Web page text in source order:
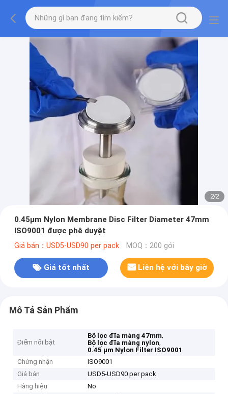
2/2
0.45μm Nylon Membrane Disc Filter Diameter 47mm
ISO9001 được phê duyệt
Giá bán：USD5-USD90 per pack MOQ：200 gói
Giá tốt nhất Liên hệ với bây giờ
Mô Tả Sản Phẩm
Điểm nổi bật
Bộ lọc đĩa màng 47mm,
Bộ lọc đĩa màng nylon,
0.45 μm Nylon Filter ISO9001
Chứng nhận
ISO9001
Giá bán
USD5-USD90 per pack
Hàng hiệu
No